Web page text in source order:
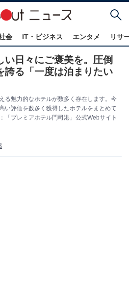
会 IT・ビジネス エンタメ リサ
い日々にご褒美を。圧倒
誇る「一度は泊まりたい
る魅力的なホテルが数多く存在します。今
い評価を数多く獲得したホテルをまとめて
「プレミアホテル門司港」公式Webサイト